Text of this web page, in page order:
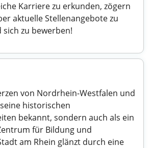
Karriere zu erkunden, zögern
aktuelle Stellenangebote zu
zu bewerben!
von Nordrhein-Westfalen und
historischen
bekannt, sondern auch als ein
für Bildung und
am Rhein glänzt durch eine